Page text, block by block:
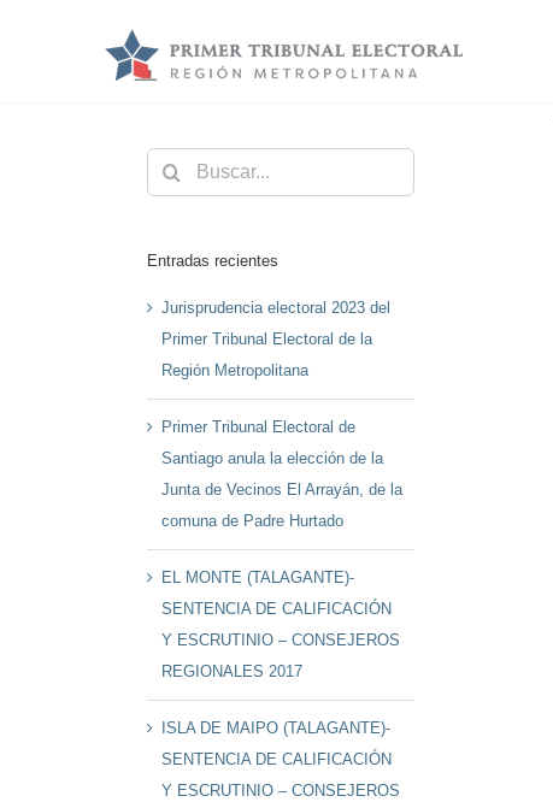
Buscar:
Entradas recientes
Jurisprudencia electoral 2023 del
Primer Tribunal Electoral de la
Región Metropolitana
Primer Tribunal Electoral de
Santiago anula la elección de la
Junta de Vecinos El Arrayán, de la
comuna de Padre Hurtado
EL MONTE (TALAGANTE)-
SENTENCIA DE CALIFICACIÓN
Y ESCRUTINIO – CONSEJEROS
REGIONALES 2017
ISLA DE MAIPO (TALAGANTE)-
SENTENCIA DE CALIFICACIÓN
Y ESCRUTINIO – CONSEJEROS